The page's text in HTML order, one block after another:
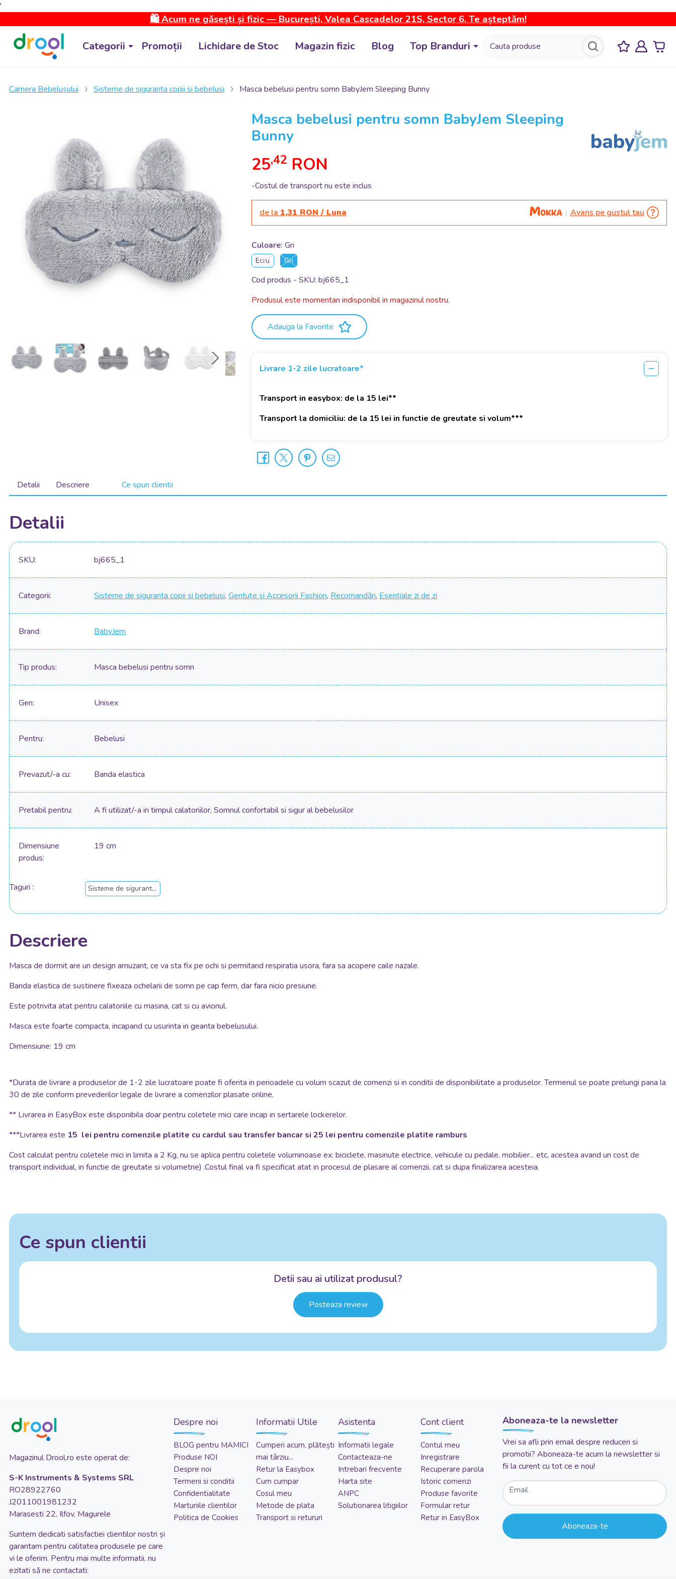
'
🛍️ Acum ne găsești și fizic — București, Valea Cascadelor 21S, Sector 6. Te așteptăm!
Categorii Promoții Lichidare de Stoc Magazin fizic Blog Top Branduri
Camera Bebelușului Sisteme de siguranta copii si bebelusi Masca bebelusi pentru somn BabyJem Sleeping Bunny
Masca bebelusi pentru somn BabyJem Sleeping
Bunny
25,42 RON
-Costul de transport nu este inclus
de la 1,31 RON / Luna Avans pe gustul tau
Culoare: Gri
Ecru Gri
Cod produs - SKU bj665_1
Produsul este momentan indisponibil in magazinul nostru.
Adauga la Favorite
Livrare 1-2 zile lucratoare*
Transport in easybox: de la 15 lei**
Transport la domiciliu: de la 15 lei in functie de greutate si volum***
Detalii Descriere Ce spun clientii
Detalii
SKU bj665_1
Categorii Sisteme de siguranta copii si bebelusi, Gentuțe şi Accesorii Fashion, Recomandări, Esențiale zi de zi
Brand BabyJem
Tip produs Masca bebelusi pentru somn
Gen Unisex
Pentru Bebelusi
Prevazut/-a cu Banda elastica
Pretabil pentru A fi utilizat/-a in timpul calatoriilor, Somnul confortabil si sigur al bebelusilor
Dimensiune
produs
19 cm
Taguri Sisteme de siguranta copii si bebelusi
Descriere
Masca de dormit are un design amuzant, ce va sta fix pe ochi si permitand respiratia usora, fara sa acopere caile nazale.
Banda elastica de sustinere fixeaza ochelarii de somn pe cap ferm, dar fara nicio presiune.
Este potrivita atat pentru calatoriile cu masina, cat si cu avionul.
Masca este foarte compacta, incapand cu usurinta in geanta bebelusului.
Dimensiune: 19 cm
*Durata de livrare a produselor de 1-2 zile lucratoare poate fi oferita in perioadele cu volum scazut de comenzi si in conditii de disponibilitate a produselor. Termenul se poate prelungi pana la
30 de zile conform prevederilor legale de livrare a comenzilor plasate online.
** Livrarea in EasyBox este disponibila doar pentru coletele mici care incap in sertarele lockerelor.
***Livrarea este 15 lei pentru comenzile platite cu cardul sau transfer bancar si 25 lei pentru comenzile platite ramburs
Cost calculat pentru coletele mici in limita a 2 Kg, nu se aplica pentru coletele voluminoase ex: biciclete, masinute electrice, vehicule cu pedale, mobilier... etc, acestea avand un cost de
transport individual, in functie de greutate si volumetrie) .Costul final va fi specificat atat in procesul de plasare al comenzii, cat si dupa finalizarea acesteia.
Ce spun clientii
Detii sau ai utilizat produsul?
Posteaza review
Magazinul Drool.ro este operat de:
S-K Instruments & Systems SRL
RO28922760
J2011001981232
Marasesti 22, Ilfov, Magurele
Suntem dedicati satisfactiei clientilor nostri și
garantam pentru calitatea produsele pe care
vi le oferim. Pentru mai multe informatii, nu
ezitati să ne contactati:
Despre noi
BLOG pentru MAMICI
Produse NOI
Despre noi
Termeni si conditii
Confidentialitate
Marturiile clientilor
Politica de Cookies
Informatii Utile
Cumperi acum, plătești
mai târziu...
Retur la Easybox
Cum cumpar
Cosul meu
Metode de plata
Transport si retururi
Asistenta
Informatii legale
Contacteaza-ne
Intrebari frecvente
Harta site
ANPC
Solutionarea litigiilor
Cont client
Contul meu
Inregistrare
Recuperare parola
Istoric comenzi
Produse favorite
Formular retur
Retur in EasyBox
Aboneaza-te la newsletter
Vrei sa afli prin email despre reduceri si
promotii? Aboneaza-te acum la newsletter si
fii la curent cu tot ce e nou!
Email
Aboneaza-te